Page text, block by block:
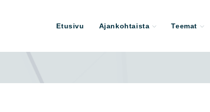
Etusivu Ajankohtaista Teemat